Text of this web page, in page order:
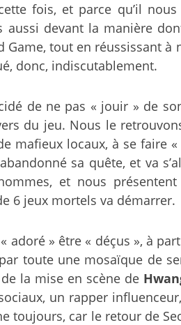
fois, et parce qu’il
aussi devant la manière
tout en réussissant
donc, indiscutablement.
de ne pas « jouir » de
du jeu. Nous le
mafieux locaux, à se faire
sa quête, et va
et nous
6 jeux mortels va démarrer.
» être « déçus », à
toute une mosaïque de
la mise en scène de
un rapper
toujours, car le retour de